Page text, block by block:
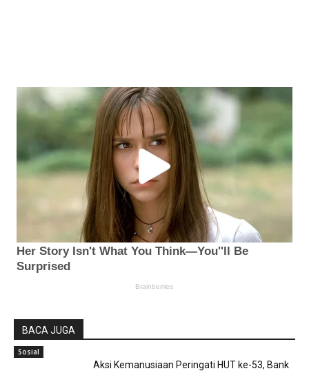
BACA JUGA
Sosial
Aksi Kemanusiaan Peringati HUT ke-53, Bank